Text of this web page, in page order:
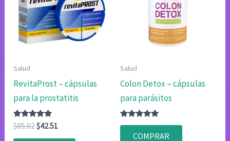
Salud
RevitaProst – cápsulas
para la prostatitis
Valorado
con
4.80
$85.02El
$42.51El
Salud
Colon Detox – cápsulas
para parásitos
Valorado
4.75COMPRAR